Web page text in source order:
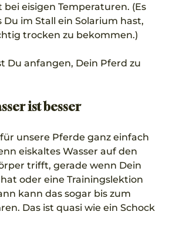
eisigen Temperaturen. (Es
Du im Stall ein Solarium hast,
trocken zu bekommen.)
Du anfangen, Dein Pferd zu
ist besser
unsere Pferde ganz einfach
eiskaltes Wasser auf den
trifft, gerade wenn Dein
oder eine Trainingslektion
kann das sogar bis zum
Das ist quasi wie ein Schock